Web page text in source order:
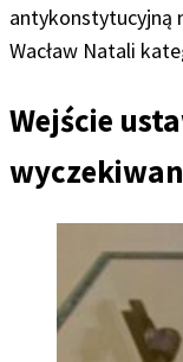
antykonstytucyjną
Wacław Natali
Wejście